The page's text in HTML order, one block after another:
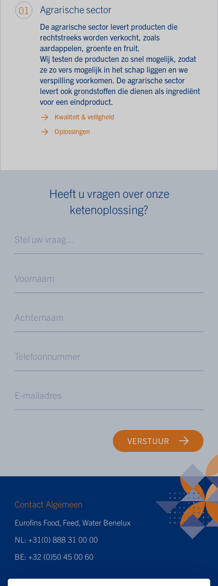
01 Agrarische sector
De agrarische sector levert producten die
rechtstreeks worden verkocht, zoals
aardappelen, groente en fruit.
Wij testen de producten zo snel mogelijk, zodat
ze zo vers mogelijk in het schap liggen en we
verspilling voorkomen. De agrarische sector
levert ook grondstoffen die dienen als ingrediënt
voor een eindproduct.
Kwaliteit & veiligheid
Oplossingen
Heeft u vragen over onze
ketenoplossing?
VERSTUUR
Contact Algemeen
Eurofins Food, Feed, Water Benelux
NL: +31(0) 888 31 00 00
BE: +32 (0)50 45 00 60